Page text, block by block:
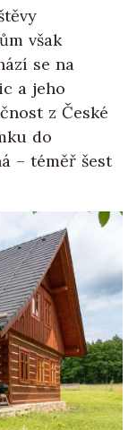
však
se na
a jeho
z České
do
– téměř šest